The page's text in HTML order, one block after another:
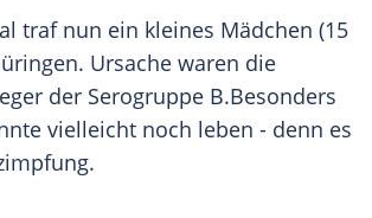
traf nun ein kleines Mädchen (15
Ursache waren die
der Serogruppe B.Besonders
vielleicht noch leben - denn es
.